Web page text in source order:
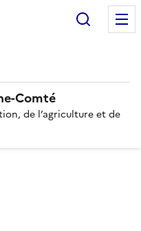
Comté
de l’agriculture et de